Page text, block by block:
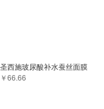
圣西施玻尿酸补水蚕丝面膜
￥66.66